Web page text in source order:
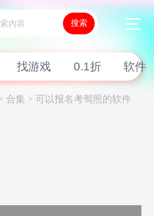
找游戏 0.1折 软件
合集 >可以报名考驾照的软件